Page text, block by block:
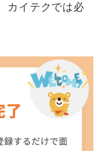
カイテクでは必